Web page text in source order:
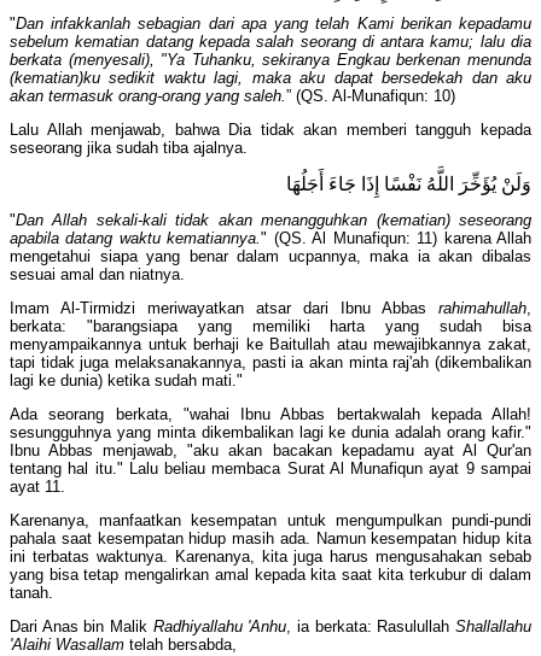
"Dan infakkanlah sebagian dari apa yang telah Kami berikan kepadamu
sebelum kematian datang kepada salah seorang di antara kamu; lalu dia
berkata (menyesali), "Ya Tuhanku, sekiranya Engkau berkenan menunda
(kematian)ku sedikit waktu lagi, maka aku dapat bersedekah dan aku
akan termasuk orang-orang yang saleh.” (QS. Al-Munafiqun: 10)
Lalu Allah menjawab, bahwa Dia tidak akan memberi tangguh kepada
seseorang jika sudah tiba ajalnya.
وَلَنْ يُؤَخِّرَ اللَّهُ نَفْسًا إِذَا جَاءَ أَجَلُهَا
"Dan Allah sekali-kali tidak akan menangguhkan (kematian) seseorang
apabila datang waktu kematiannya." (QS. Al Munafiqun: 11) karena Allah
mengetahui siapa yang benar dalam ucpannya, maka ia akan dibalas
sesuai amal dan niatnya.
Imam Al-Tirmidzi meriwayatkan atsar dari Ibnu Abbas rahimahullah,
berkata: "barangsiapa yang memiliki harta yang sudah bisa
menyampaikannya untuk berhaji ke Baitullah atau mewajibkannya zakat,
tapi tidak juga melaksanakannya, pasti ia akan minta raj'ah (dikembalikan
lagi ke dunia) ketika sudah mati."
Ada seorang berkata, "wahai Ibnu Abbas bertakwalah kepada Allah!
sesungguhnya yang minta dikembalikan lagi ke dunia adalah orang kafir."
Ibnu Abbas menjawab, "aku akan bacakan kepadamu ayat Al Qur'an
tentang hal itu." Lalu beliau membaca Surat Al Munafiqun ayat 9 sampai
ayat 11.
Karenanya, manfaatkan kesempatan untuk mengumpulkan pundi-pundi
pahala saat kesempatan hidup masih ada. Namun kesempatan hidup kita
ini terbatas waktunya. Karenanya, kita juga harus mengusahakan sebab
yang bisa tetap mengalirkan amal kepada kita saat kita terkubur di dalam
tanah.
Dari Anas bin Malik Radhiyallahu 'Anhu, ia berkata: RasulullahShallallahu
'Alaihi Wasallam telah bersabda,